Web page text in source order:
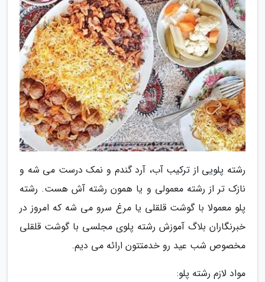
رشته پلویی از ترکیب آب، آرد گندم و نمک درست می شه و
نازک تر از رشته معمولی و یا همون رشته آش هست. رشته
پلو معمولا با گوشت قلقلی یا مرغ سرو می شه که امروز در
خبرنگاران بلاگ آموزش رشته پلوی مجلسی با گوشت قلقلی
مخصوص شب عید رو خدمتتون ارائه می دیم.
مواد لازم رشته پلو: